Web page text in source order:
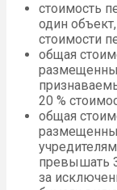
стоимость
один
стоимости
общая
20 %
общая
превышать
за